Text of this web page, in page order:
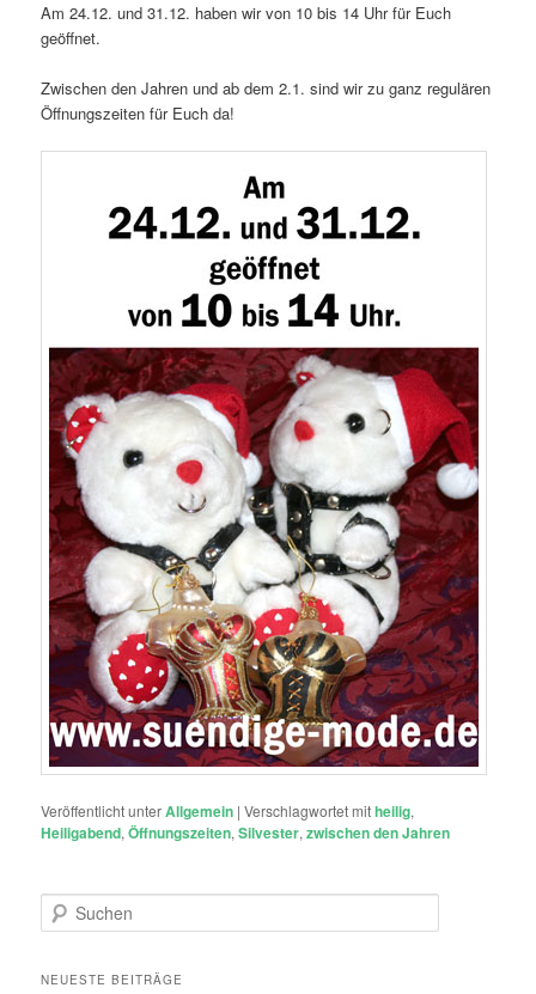
Am 24.12. und 31.12. haben wir von 10 bis 14 Uhr für Euch
geöffnet.
Zwischen den Jahren und ab dem 2.1. sind wir zu ganz regulären
Öffnungszeiten für Euch da!
Veröffentlicht unterAllgemein |Verschlagwortet mitheilig,
Heiligabend,Öffnungszeiten,Silvester,zwischen den Jahren
u
h
NEUESTE BEITRÄGE